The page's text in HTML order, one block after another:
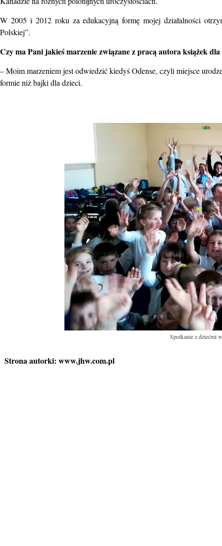
W 2005 i 2012 roku za edukacyjną formę mojej działalności
Polskiej”.
Czy ma Pani jakieś marzenie związane z pracą autora książek dla
– Moim marzeniem jest odwiedzić kiedyś Odense, czyli miejsce
formie niż bajki dla dzieci.
Spotkanie z dziećmi
Strona autorki: www.jhw.com.pl